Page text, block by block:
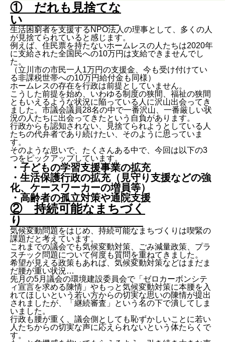
① だれも見捨てな
い
生活困窮者を支援するNPO法人の理事として、多くの人
が見捨てられていると感じます。
例えば、住民票を持たないホームレスの人たちは2020年
に支給された全国民への10万円は支給できませんでし
た。
（立川市の市民一人1万円の支援金、今も受け付けてい
る非課税世帯への10万円給付金も同様）
ホームレスの存在を行政は前提としていません。
こうした前提を始め、いわゆる制度の狭間、福祉の狭間
ともいえるような状況に陥っている人に沢山出会ってき
ました。市議会議員28名の中で一番沢山、一番厳しい状
況の人たちに出会ってきたという自負があります。
行政からも認知されない、見捨てられようとしている人
たちの代弁者であり続けたい、そのように思っていま
す。
そのような思いで、たくさんある中で、今回は以下の3
つをピックアップしています。
・子どもの学習支援事業の拡充
・生活保護行政の拡充（見守り支援などの強
化、ケースワーカーの増員等）
・高齢者の孤立対策や通院支援
② 持続可能なまちづく
り
気候変動問題をはじめ、持続可能なまちづくりは喫緊の
課題だと考えています。
これまでの議会でも気候変動対策、ごみ減量政策、プラ
スチック問題について何度も質問を重ねてきました。
希望が見える政策もあれば、気候変動対策などはまだま
だ腰が重い状況…
先月の5月議会の環境建設委員会で「ゼロカーボンシテ
ィ宣言を求める陳情」やもっと気候変動対策に本腰を入
れてほしいという若い方からの切実な思いの陳情が提出
されましたが、「継続審査」という名の下で潰してしま
いました。
行政も腰が重く、議会側としても恥ずかしいことに若い
人たちからの切実な声に応えられないという体たらくで
す。